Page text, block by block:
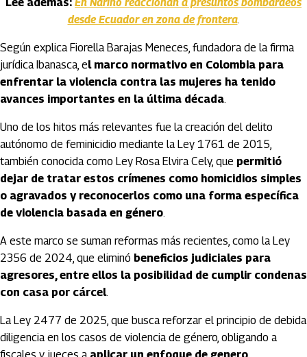
desde Ecuador en zona de frontera.
Según explica Fiorella Barajas Meneces, fundadora de la firma
jurídica Ibanasca, el marco normativo en Colombia para
enfrentar la violencia contra las mujeres ha tenido
avances importantes en la última década.
Uno de los hitos más relevantes fue la creación del delito
autónomo de feminicidio mediante la Ley 1761 de 2015,
también conocida como Ley Rosa Elvira Cely, que permitió
dejar de tratar estos crímenes como homicidios simples
o agravados y reconocerlos como una forma específica
de violencia basada en género.
A este marco se suman reformas más recientes, como la Ley
2356 de 2024, que eliminó beneficios judiciales para
agresores, entre ellos la posibilidad de cumplir condenas
con casa por cárcel.
La Ley 2477 de 2025, que busca reforzar el principio de debida
diligencia en los casos de violencia de género, obligando a